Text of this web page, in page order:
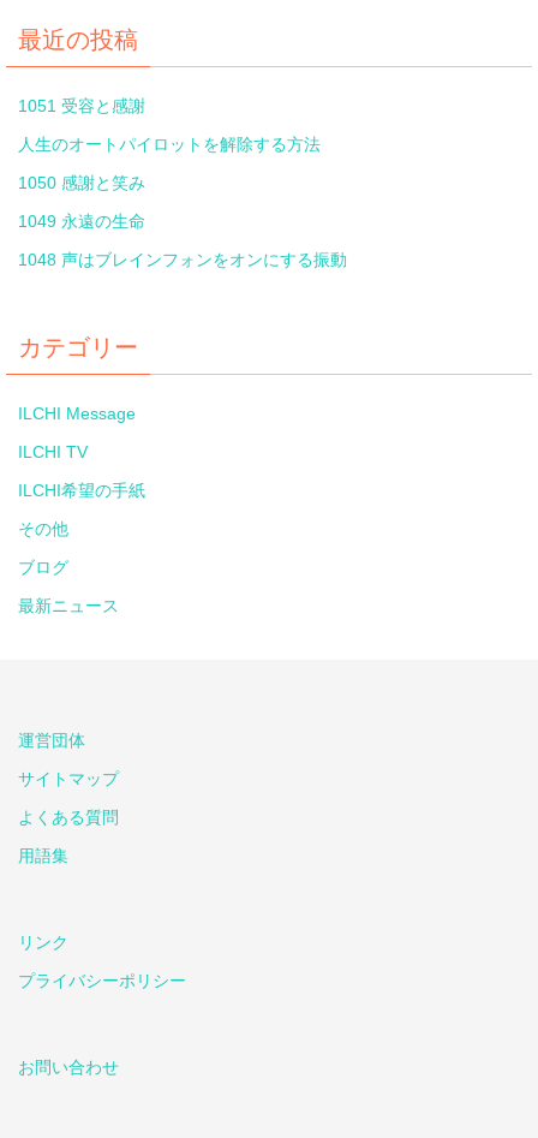
最近の投稿
1051 受容と感謝
人生のオートパイロットを解除する方法
1050 感謝と笑み
1049 永遠の生命
1048 声はブレインフォンをオンにする振動
カテゴリー
ILCHI Message
ILCHI TV
ILCHI希望の手紙
その他
ブログ
最新ニュース
運営団体
サイトマップ
よくある質問
用語集
リンク
プライバシーポリシー
お問い合わせ